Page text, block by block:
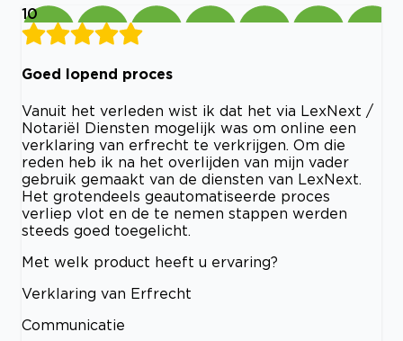
10
Goed lopend proces
Vanuit het verleden wist ik dat het via LexNext /
Notariël Diensten mogelijk was om online een
verklaring van erfrecht te verkrijgen. Om die
reden heb ik na het overlijden van mijn vader
gebruik gemaakt van de diensten van LexNext.
Het grotendeels geautomatiseerde proces
verliep vlot en de te nemen stappen werden
steeds goed toegelicht.
Met welk product heeft u ervaring?
Verklaring van Erfrecht
Communicatie